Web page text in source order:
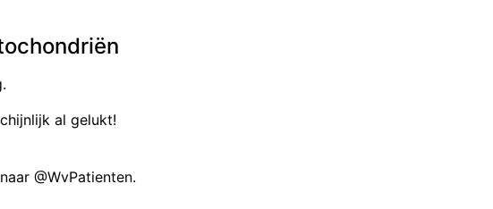
al gelukt!
@WvPatienten.